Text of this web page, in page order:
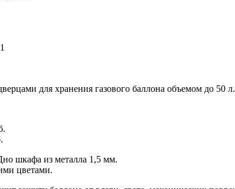
для хранения газового баллона объемом до 50 л.
шкафа из металла 1,5 мм.
цветами.